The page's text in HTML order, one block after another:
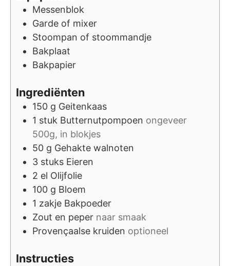
Messenblok
Garde of mixer
Stoompan of stoommandje
Bakplaat
Bakpapier
Ingrediënten
150 g Geitenkaas
1 stuk Butternutpompoen ongeveer
500g, in blokjes
50 g Gehakte walnoten
3 stuks Eieren
2 el Olijfolie
100 g Bloem
1 zakje Bakpoeder
Zout en peper naar smaak
Provençaalse kruiden optioneel
Instructies